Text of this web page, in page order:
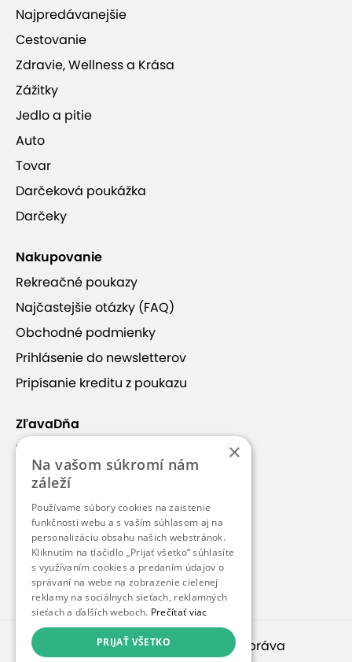
Najpredávanejšie
Cestovanie
Zdravie, Wellness a Krása
Zážitky
Jedlo a pitie
Auto
Tovar
Darčeková poukážka
Darčeky
Nakupovanie
Rekreačné poukazy
Najčastejšie otázky (FAQ)
Obchodné podmienky
Prihlásenie do newsletterov
Pripísanie kreditu z poukazu
ZľavaDňa
Náš príbeh
Kontakt
Kariéra
Blog
Pre médiá
Pre partnerov
© 2010 – 2026inspirago s. r. o.
. Všetky práva
×
Na vašom súkromí nám
záleží
Používame súbory cookies na zaistenie
funkčnosti webu a s vaším súhlasom aj na
personalizáciu obsahu našich webstránok.
Kliknutím na tlačidlo „Prijať všetko“ súhlasíte
s využívaním cookies a predaním údajov o
správaní na webe na zobrazenie cielenej
reklamy na sociálnych sieťach, reklamných
sieťach a ďalších weboch. Prečítať viac
PRIJAŤ VŠETKO